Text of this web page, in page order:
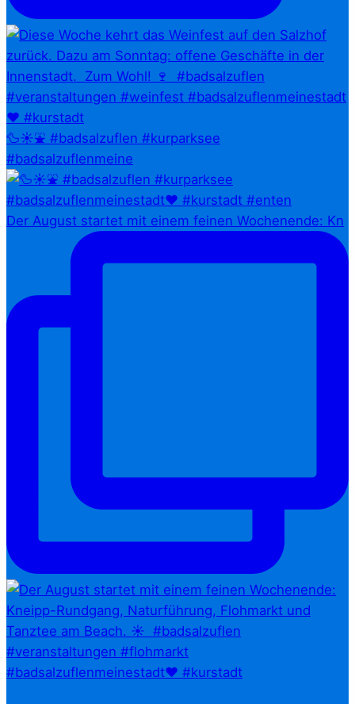
🦆☀️⛲ #badsalzuflen #kurparksee
#badsalzuflenmeine
Der August startet mit einem feinen Wochenende: Kn